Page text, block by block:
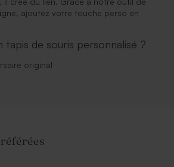
ajoutez votre touche perso en
tapis de souris personnalisé ?
original